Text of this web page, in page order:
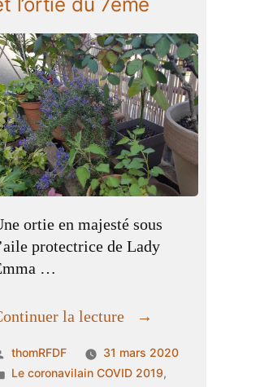
l’ortie du 7éme
ortie en majesté sous
protectrice de Lady
…
la lecture
« Le
bonhomme
et
Publié
par
thomRFDF
31 mars 2020
Publié
Le coronavilain COVID 2019,